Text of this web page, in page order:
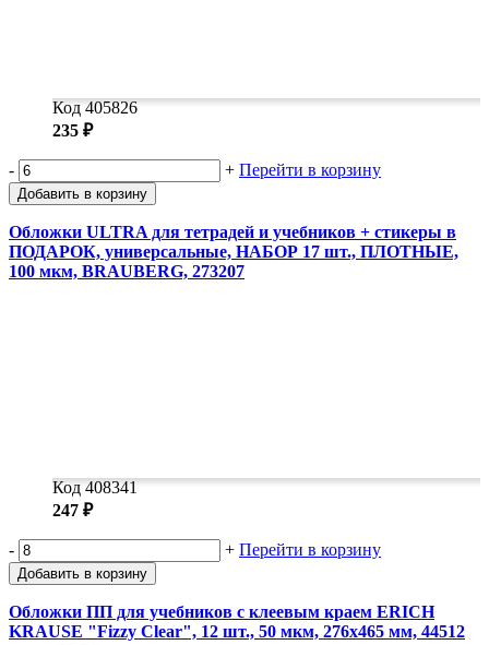
Код 405826
235 ₽
- + Перейти в корзину
Добавить в корзину
Обложки ULTRA для тетрадей и учебников + стикеры в
ПОДАРОК, универсальные, НАБОР 17 шт., ПЛОТНЫЕ,
100 мкм, BRAUBERG, 273207
Код 408341
247 ₽
- + Перейти в корзину
Добавить в корзину
Обложки ПП для учебников с клеевым краем ERICH
KRAUSE "Fizzy Clear", 12 шт., 50 мкм, 276х465 мм, 44512